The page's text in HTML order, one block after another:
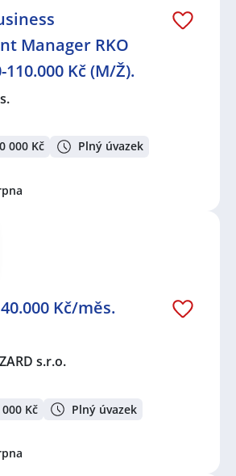
Manager RKO
110.000 Kč (M/Ž).
000 Kč Plný úvazek
Kč/měs.
s.r.o.
Kč Plný úvazek